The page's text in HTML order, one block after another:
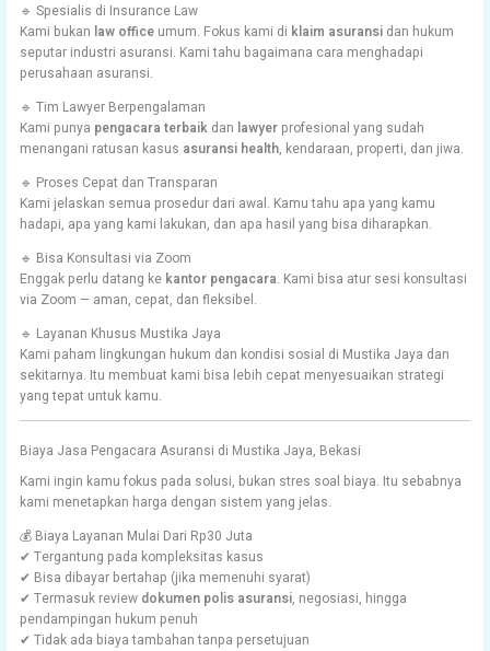
🔹 Spesialis di Insurance Law
Kami bukan law office umum. Fokus kami di klaim asuransi dan hukum
seputar industri asuransi. Kami tahu bagaimana cara menghadapi
perusahaan asuransi.
🔹 Tim Lawyer Berpengalaman
Kami punya pengacara terbaik dan lawyer profesional yang sudah
menangani ratusan kasus asuransi health, kendaraan, properti, dan jiwa.
🔹 Proses Cepat dan Transparan
Kami jelaskan semua prosedur dari awal. Kamu tahu apa yang kamu
hadapi, apa yang kami lakukan, dan apa hasil yang bisa diharapkan.
🔹 Bisa Konsultasi via Zoom
Enggak perlu datang ke kantor pengacara. Kami bisa atur sesi konsultasi
via Zoom — aman, cepat, dan fleksibel.
🔹 Layanan Khusus Mustika Jaya
Kami paham lingkungan hukum dan kondisi sosial di Mustika Jaya dan
sekitarnya. Itu membuat kami bisa lebih cepat menyesuaikan strategi
yang tepat untuk kamu.
Biaya Jasa Pengacara Asuransi di Mustika Jaya, Bekasi
Kami ingin kamu fokus pada solusi, bukan stres soal biaya. Itu sebabnya
kami menetapkan harga dengan sistem yang jelas.
💰 Biaya Layanan Mulai Dari Rp30 Juta
✔ Tergantung pada kompleksitas kasus
✔ Bisa dibayar bertahap (jika memenuhi syarat)
✔ Termasuk review dokumen polis asuransi, negosiasi, hingga
pendampingan hukum penuh
✔ Tidak ada biaya tambahan tanpa persetujuan